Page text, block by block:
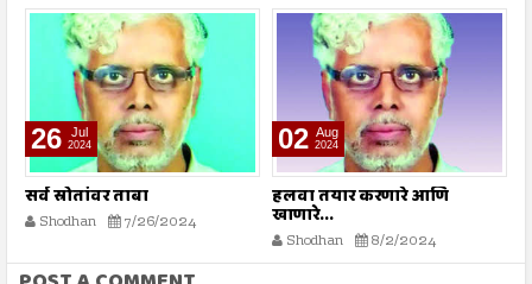
02 Aug
2024
हलवा तयार करणारे आणि
खाणारे...
09 Aug
2024
मुहम्मद यूनुस धगधगत्या
बांग्लादेशाची धुरा सांभाळणार!
Shodhan 8/9/2024